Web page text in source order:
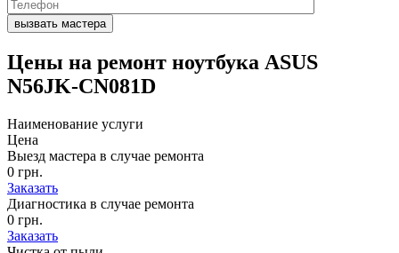
Цены на ремонт ноутбука ASUS
N56JK-CN081D
Наименование услуги
Цена
Выезд мастера в случае ремонта
0 грн.
Заказать
Диагностика в случае ремонта
0 грн.
Заказать